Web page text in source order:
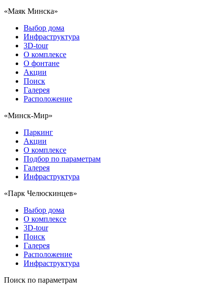
«Маяк Минска»
Выбор дома
Инфраструктура
3D-tour
О комплексе
О фонтане
Акции
Поиск
Галерея
Расположение
«Минск-Мир»
Паркинг
Акции
О комплексе
Подбор по параметрам
Галерея
Инфраструктура
«Парк Челюскинцев»
Выбор дома
О комплексе
3D-tour
Поиск
Галерея
Расположение
Инфраструктура
Поиск по параметрам